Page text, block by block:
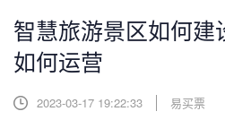
智慧旅游景区如何建
如何运营
2023-03-17 19:22:33 易买票